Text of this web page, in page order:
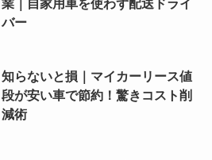
業｜自家用車を使わず配送ドライ
バー
知らないと損｜マイカーリース値
段が安い車で節約！驚きコスト削
減術